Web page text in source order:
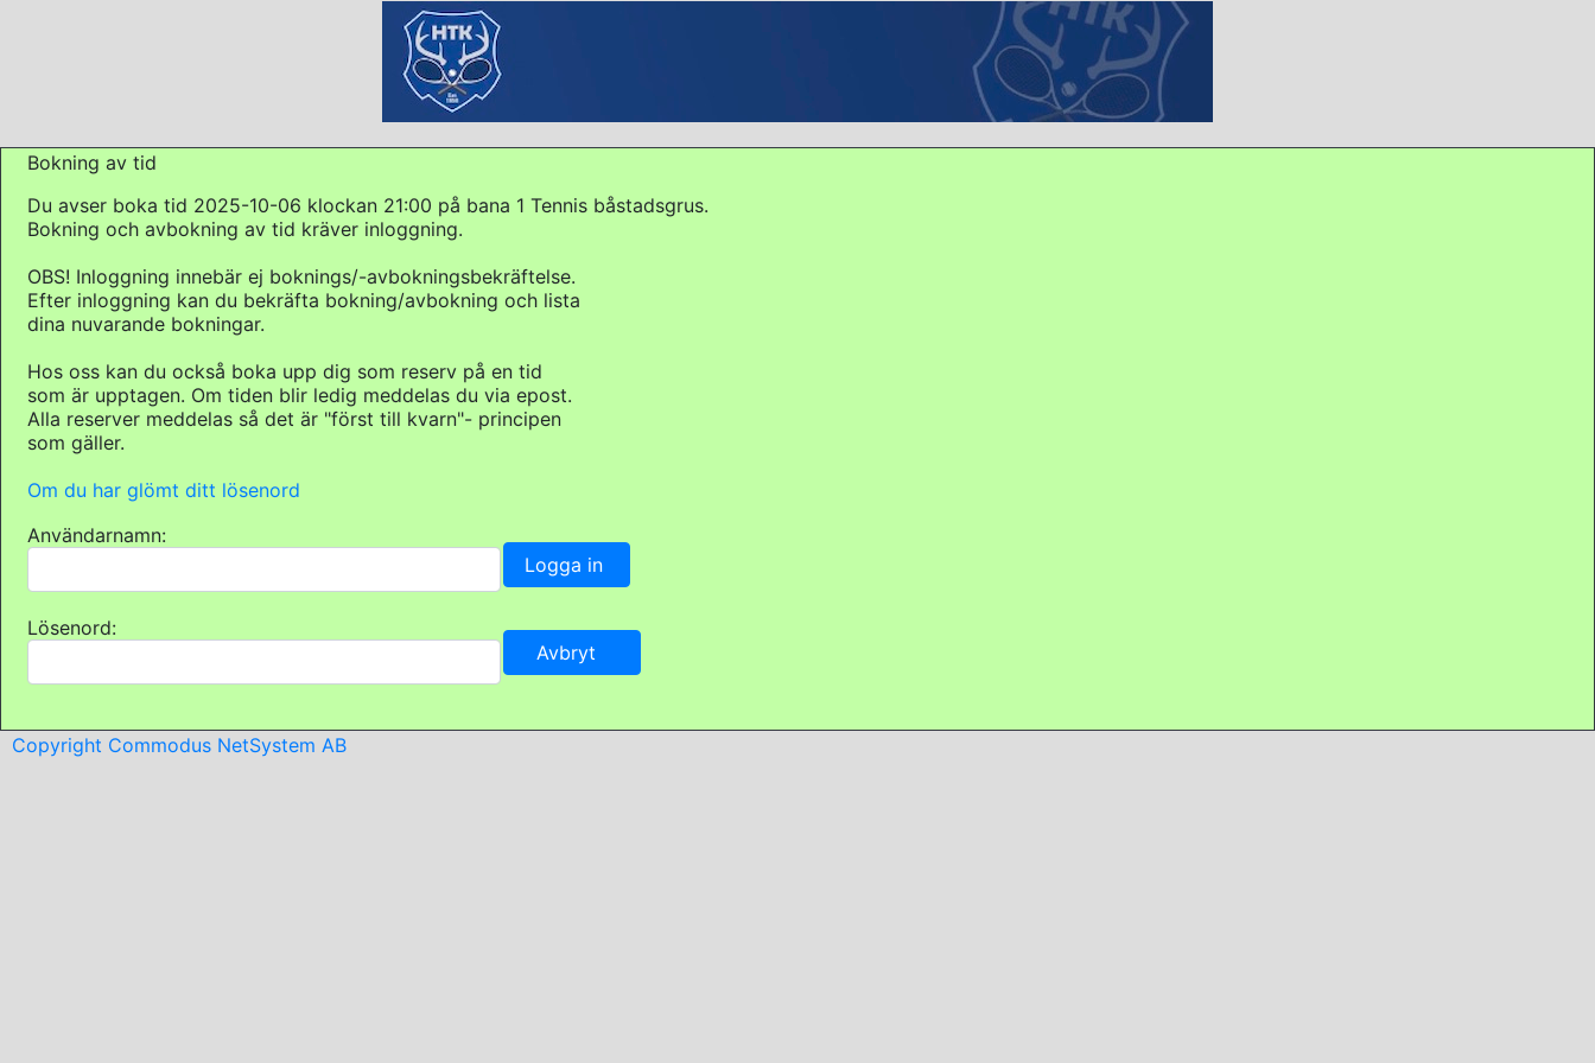
Bokning av tid
Du avser boka tid 2025-10-06 klockan 21:00 på bana 1 Tennis båstadsgrus.
Bokning och avbokning av tid kräver inloggning.
OBS! Inloggning innebär ej boknings/-avbokningsbekräftelse.
Efter inloggning kan du bekräfta bokning/avbokning och lista
dina nuvarande bokningar.
Hos oss kan du också boka upp dig som reserv på en tid
som är upptagen. Om tiden blir ledig meddelas du via epost.
Alla reserver meddelas så det är "först till kvarn"- principen
som gäller.
Om du har glömt ditt lösenord
Användarnamn:
Lösenord:
Copyright Commodus NetSystem AB